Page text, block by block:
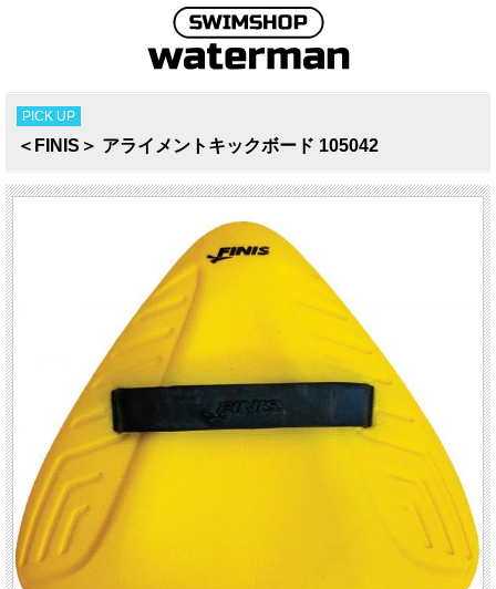
PICK UP
＜FINIS＞ アライメントキックボード 105042